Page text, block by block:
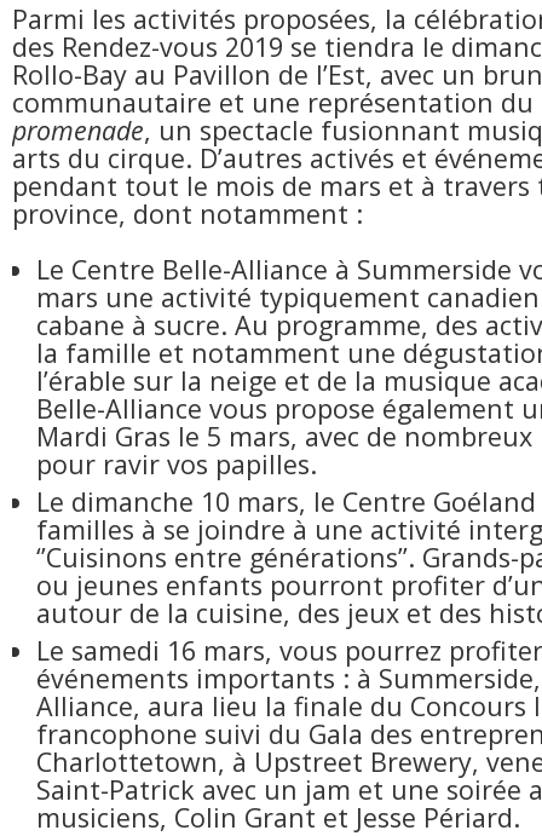
Parmi les activités proposées, la
des Rendez-vous 2019 se tiendra le
Rollo-Bay au Pavillon de l’Est, avec un
communautaire et une représentation du
promenade, un spectacle fusionnant
arts du cirque. D’autres activés et
pendant tout le mois de mars et à travers
province, dont notamment :
Le Centre Belle-Alliance à Summerside
mars une activité typiquement
cabane à sucre. Au programme, des
la famille et notamment une
l’érable sur la neige et de la musique
Belle-Alliance vous propose également
Mardi Gras le 5 mars, avec de
pour ravir vos papilles.
Le dimanche 10 mars, le Centre
familles à se joindre à une activité
‘’Cuisinons entre générations’’.
ou jeunes enfants pourront profiter
autour de la cuisine, des jeux et des
Le samedi 16 mars, vous pourrez
événements importants : à
Alliance, aura lieu la finale du Concours
francophone suivi du Gala des
Charlottetown, à Upstreet Brewery,
Saint-Patrick avec un jam et une soirée
musiciens, Colin Grant et Jesse Périard.